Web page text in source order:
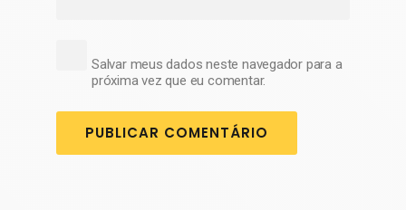
Salvar meus dados neste navegador para a
próxima vez que eu comentar.